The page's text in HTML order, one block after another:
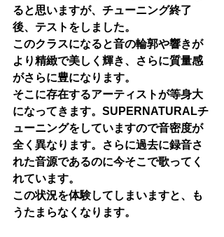
ると思いますが、チューニング終了
後、テストをしました。
このクラスになると音の輪郭や響きが
より精緻で美しく輝き、さらに質量感
がさらに豊になります。
そこに存在するアーティストが等身大
になってきます。SUPERNATURALチ
ューニングをしていますので音密度が
全く異なります。さらに過去に録音さ
れた音源であるのに今そこで歌ってく
れています。
この状況を体験してしまいますと、も
うたまらなくなります。